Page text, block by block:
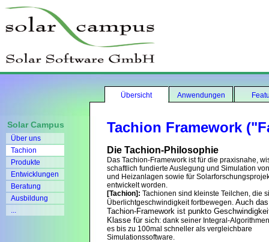
Übersicht Anwendungen
Solar Campus
Über uns
Tachion
Produkte
Entwicklungen
Beratung
Ausbildung
...
Tachion Framework
Die Tachion-Philosophie
Das Tachion-Framework ist für die praxisnahe,
schaftlich fundierte Auslegung und Simulation
und Heizanlagen sowie für
entwickelt worden.
[Tachion]: Tachionen sind kleinste Teilchen, die
Überlichtgeschwindigkeit fortbewegen. Auch das
Tachion-Framework ist punkto
Klasse für sich: dank seiner Integral-
es bis zu 100mal schneller als vergleichbare
Simulationssoftware.